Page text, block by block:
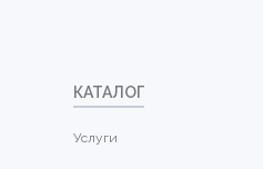
КАТАЛОГ
Услуги